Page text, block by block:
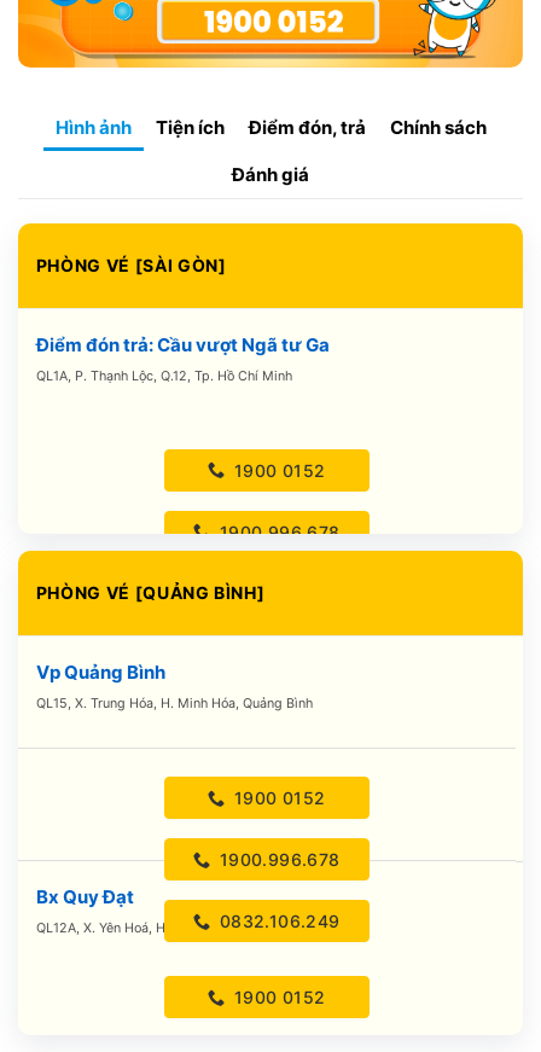
Hình ảnh Tiện ích Điểm đón, trả Chính sách
Đánh giá
PHÒNG VÉ [SÀI GÒN]
Điểm đón trả: Cầu vượt Ngã tư Ga
QL1A, P. Thạnh Lộc, Q.12, Tp. Hồ Chí Minh
1900 0152
1900.996.678
0832.106.249
PHÒNG VÉ [QUẢNG BÌNH]
Vp Quảng Bình
QL15, X. Trung Hóa, H. Minh Hóa, Quảng Bình
1900 0152
1900.996.678
0832.106.249
Bx Quy Đạt
QL12A, X. Yên Hoá, H. Minh Hóa, Quảng Bình
1900 0152